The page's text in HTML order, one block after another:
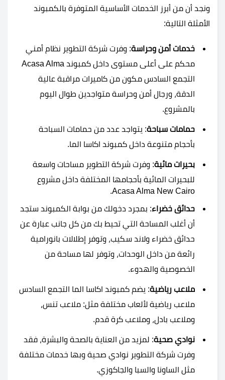
ونجد أن من أبرز الخدمات الأساسية المتوفرة بالكمبوند
الأمثلة التالية:
خدمات أمن وحراسة: وفرت شركة التطوير نظام أمني
محكم على أعلى مستوى داخل كمبوند Acasa Alma
التجمع السادس مكون من كاميرات مراقبة عالية
الدقة، ورجال أمن وحراسة متواجدين طوال اليوم
بالمشروع.
حمامات سباحة: يتواجد عدد من حمامات السباحة
بأحجام متنوعة داخل كمبوند اكاسا الما.
بحيرات مائية: وفرت شركة التطوير مساحات واسعة
للبحيرات المائية بأحجامها المختلفة داخل مشروع
Acasa Alma New Cairo.
حدائق خضراء: بمجرد دخولك من بوابة الكمبوند ستجد
أن أغلب المساحة التي تحيط بك من كل جانب عبارة عن
حدائق خضراء ولاند سكيب، وتوفر إطلالات بانورامية
رائعة من داخل الوحدات، وتوفر لها مساحة من
الخصوصية والهدوء.
ملاعب رياضية: يضم كمبوند اكاسا الما التجمع السادس
ملاعب رياضية لألعاب مختلفة مثل: ملاعب تنس،
وملاعب بادل، وملاعب كرة قدم.
نوادي صحية: لمزيد من العناية بالصحة والبشرة، فقد
وفرت شركة التطوير نوادي صحية وبها خدمات مختلفة
مثل الساونا والسبا والجاكوزي.